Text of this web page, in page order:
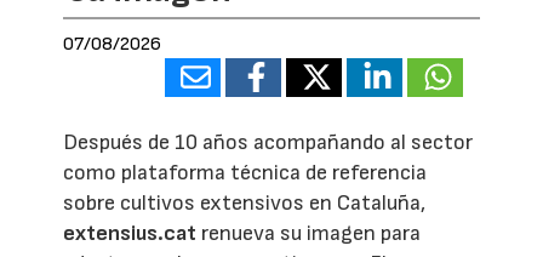
07/08/2026
Después de 10 años acompañando al sector
como plataforma técnica de referencia
sobre cultivos extensivos en Cataluña,
extensius.cat renueva su imagen para